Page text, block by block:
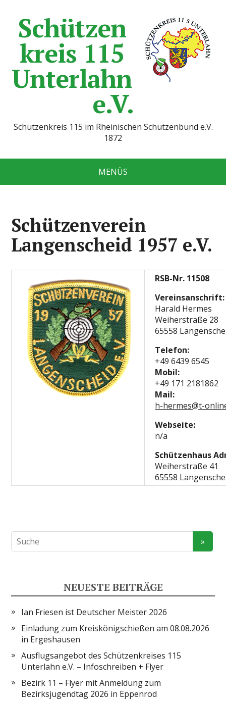
Schützen
kreis 115
Unterlahn
e.V.
Schützenkreis 115 im Rheinischen Schützenbund e.V.
1872
MENÜS
Schützenverein
Langenscheid 1957 e.V.
RSB-Nr. 11508
Vereinsanschrift:
Harald Hermes
Weiherstraße 28
65558
Telefon:
+49 6439 6545
Mobil:
+49 171 2181862
Mail:
h-hermes@t-
Webseite:
n/a
Schützenhaus
Weiherstraße 41
65558
NEUESTE BEITRÄGE
Ian Friesen ist Deutscher Meister 2026
Einladung zum Kreiskönigschießen am 08.08.2026
in Ergeshausen
Ausflugsangebot des Schützenkreises 115
Unterlahn e.V. – Infoschreiben + Flyer
Bezirk 11 – Flyer mit Anmeldung zum
Bezirksjugendtag 2026 in Eppenrod